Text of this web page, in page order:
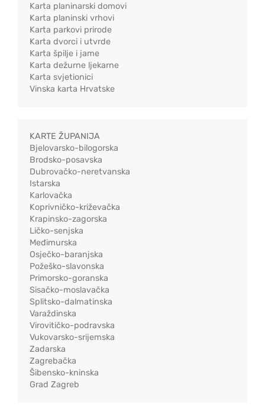
Karta planinarski domovi
Karta planinski vrhovi
Karta parkovi prirode
Karta dvorci i utvrde
Karta špilje i jame
Karta dežurne ljekarne
Karta svjetionici
Vinska karta Hrvatske
KARTE ŽUPANIJA
Bjelovarsko-bilogorska
Brodsko-posavska
Dubrovačko-neretvanska
Istarska
Karlovačka
Koprivničko-križevačka
Krapinsko-zagorska
Ličko-senjska
Međimurska
Osječko-baranjska
Požeško-slavonska
Primorsko-goranska
Sisačko-moslavačka
Splitsko-dalmatinska
Varaždinska
Virovitičko-podravska
Vukovarsko-srijemska
Zadarska
Zagrebačka
Šibensko-kninska
Grad Zagreb